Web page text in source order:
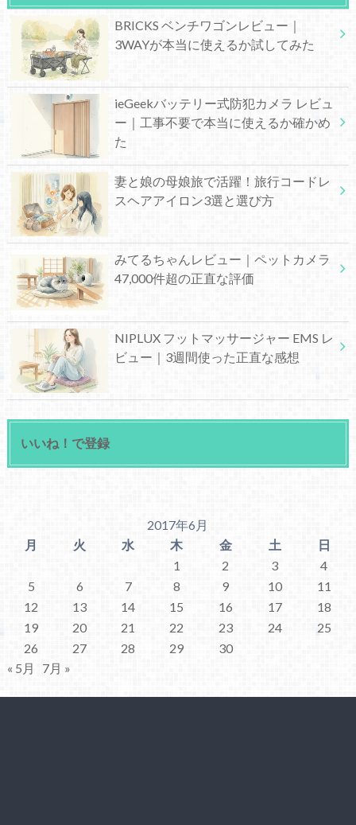
BRICKS ベンチワゴンレビュー｜
3WAYが本当に使えるか試してみた
ieGeekバッテリー式防犯カメラ レビュ
ー｜工事不要で本当に使えるか確かめ
た
妻と娘の母娘旅で活躍！旅行コードレ
スヘアアイロン3選と選び方
みてるちゃんレビュー｜ペットカメラ
47,000件超の正直な評価
NIPLUX フットマッサージャー EMS レ
ビュー｜3週間使った正直な感想
いいね！で登録
2017年6月
月
火 水 木 金 土
日
1
2 3
4
5
6 7 8 9 10
11
12
13 14 15 16 17
18
19
20 21 22 23 24
25
26
27 28 29
30
« 5月
7月 »